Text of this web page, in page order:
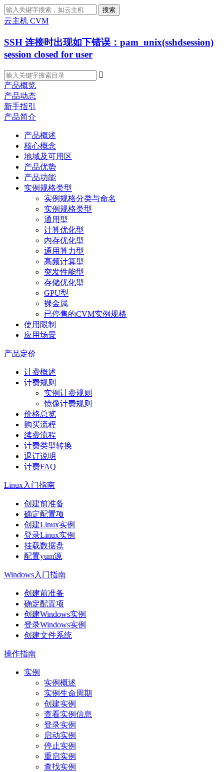
搜索
云主机 CVM
SSH 连接时出现如下错误：pam_unix(sshdsession)
session closed for user

产品概览
产品动态
新手指引
产品简介
产品概述
核心概念
地域及可用区
产品优势
产品功能
实例规格类型
实例规格分类与命名
实例规格类型
通用型
计算优化型
内存优化型
通用算力型
高频计算型
突发性能型
存储优化型
GPU型
裸金属
已停售的CVM实例规格
使用限制
应用场景
产品定价
计费概述
计费规则
实例计费规则
镜像计费规则
价格总览
购买流程
续费流程
计费类型转换
退订说明
计费FAQ
Linux入门指南
创建前准备
确定配置项
创建Linux实例
登录Linux实例
挂载数据盘
配置yum源
Windows入门指南
创建前准备
确定配置项
创建Windows实例
登录Windows实例
创建文件系统
操作指南
实例
实例概述
实例生命周期
创建实例
查看实例信息
登录实例
启动实例
停止实例
重启实例
查找实例